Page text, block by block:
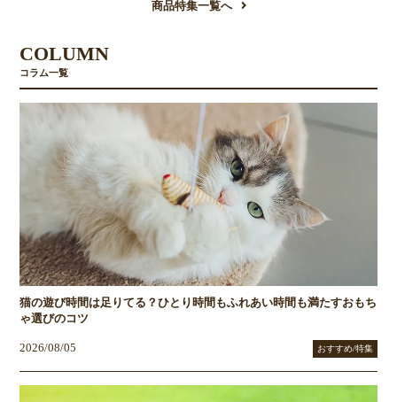
商品特集一覧へ
COLUMN
コラム一覧
猫の遊び時間は足りてる？ひとり時間もふれあい時間も満たすおもち
ゃ選びのコツ
2026/08/05 おすすめ/特集